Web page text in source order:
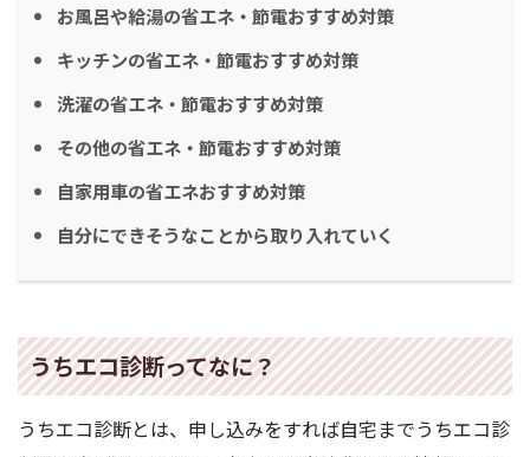
お風呂や給湯の省エネ・節電おすすめ対策
キッチンの省エネ・節電おすすめ対策
洗濯の省エネ・節電おすすめ対策
その他の省エネ・節電おすすめ対策
自家用車の省エネおすすめ対策
自分にできそうなことから取り入れていく
うちエコ診断ってなに？
うちエコ診断とは、申し込みをすれば自宅までうちエコ診